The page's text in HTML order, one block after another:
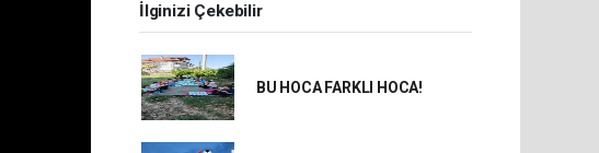
İlginizi Çekebilir
BU HOCA FARKLI HOCA!